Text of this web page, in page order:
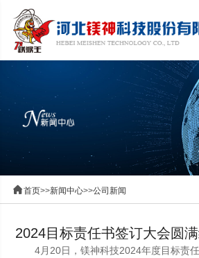
首页>>新闻中心>>公司新闻
2024目标责任书签订大会圆
4月20日，镁神科技2024年度目标责任